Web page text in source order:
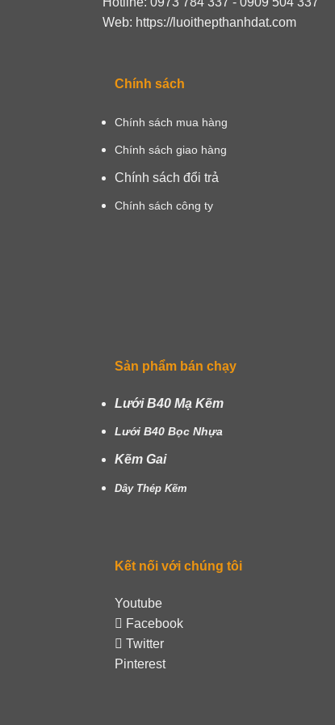
Web: https://luoithepthanhdat.com
Chính sách
Chính sách mua hàng
Chính sách giao hàng
Chính sách đổi trả
Chính sách công ty
Sản phẩm bán chạy
Lưới B40 Mạ Kẽm
Lưới B40 Bọc Nhựa
Kẽm Gai
Dây Thép Kẽm
Kết nối với chúng tôi
Youtube
Facebook
Twitter
Pinterest